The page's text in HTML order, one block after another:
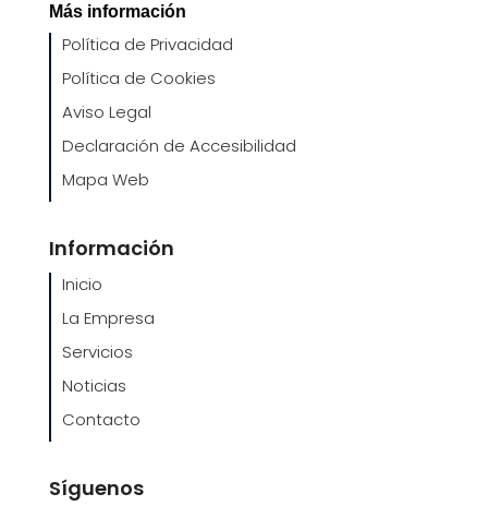
Más información
Política de Privacidad
Política de Cookies
Aviso Legal
Declaración de Accesibilidad
Mapa Web
Información
Inicio
La Empresa
Servicios
Noticias
Contacto
Síguenos